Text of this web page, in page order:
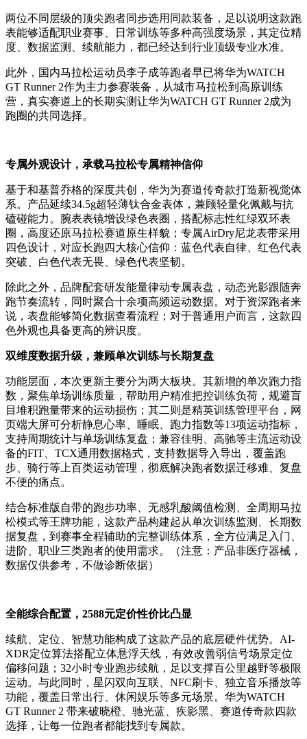
两位不同层级的顶尖跑者同步选用同款装备，足以说明这款跑
表能够适配职业赛事、日常训练等多种高强度场景，其定位精
度、数据监测、续航能力，都已经达到行业顶级专业水准。
此外，国内马拉松运动员李子成等跑者早已将华为WATCH
GT Runner 2作为主力参赛装备，从城市马拉松到高原训练
营，真实赛道上的长期实测让华为WATCH GT Runner 2成为
跑圈的共同选择。
专属外观设计，承载马拉松专属精神信仰
基于和基普乔格的深度共创，华为为赛道传奇款打造新视觉体
系。产品延续34.5g超轻薄钛合金表体，兼顾轻量化佩戴与抗
磕碰能力。腕表表镜增设绿色表圈，搭配标志性红绿双环表
圈，高度还原马拉松赛道原生样貌；专属AirDry尼龙表带采用
四色设计，对应长跑四大核心信仰：蓝色代表自律、红色代表
突破、白色代表无畏、绿色代表坚韧。
除此之外，品牌配套研发能量律动专属表盘，动态光影跟随奔
跑节奏流转，同时聚合十余项高频运动数据。对于资深跑者来
说，表盘能够简化数据查看流程；对于普通用户而言，这款四
色外观也具备更高的辨识度。
双维度数据升级，兼顾单次训练与长期复盘
功能层面，本次更新主要分为两大板块。其新增的单次跑力指
数，聚焦单场训练质量，帮助用户精准把控训练负荷，规避盲
目堆积跑量带来的运动损伤；其二则是精英训练管理平台，网
页端大屏可分析静息心率、睡眠、跑力指数等13项运动指标，
支持周期统计与单场训练复盘；兼容佳明、高驰等主流运动设
备的FIT、TCX通用数据格式，支持数据导入导出，覆盖跑
步、骑行等上百类运动管理，彻底解决跑者数据迁移难、复盘
不便的痛点。
结合标准版自带的跑步功率、无感乳酸阈值检测、全周期马拉
松模式等王牌功能，这款产品构建起从单次训练监测、长期数
据复盘，到赛事全程辅助的完整训练体系，全方位满足入门、
进阶、职业三类跑者的使用需求。（注意：产品非医疗器械，
数据仅供参考，不做诊断依据）
全能综合配置，2588元定价性价比凸显
续航、定位、智慧功能构成了这款产品的底层硬件优势。AI-
XDR定位算法搭配立体悬浮天线，有效改善弱信号场景定位
偏移问题；32小时专业跑步续航，足以支撑百公里越野等极限
运动。与此同时，星闪双向互联、NFC刷卡、独立音乐播放等
功能，覆盖日常出行、休闲娱乐等多元场景。华为WATCH
GT Runner 2 带来破晓橙、驰光蓝、疾影黑、赛道传奇款四款
选择，让每一位跑者都能找到专属款。